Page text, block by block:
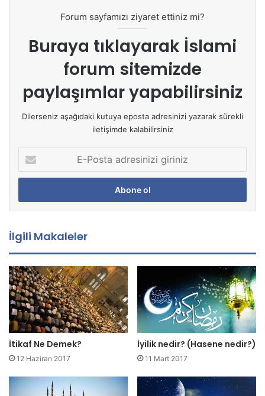
Forum sayfamızı ziyaret ettiniz mi?
Buraya tıklayarak İslami
forum sitemizde
paylaşımlar yapabilirsiniz
Dilerseniz aşağıdaki kutuya eposta adresinizi yazarak sürekli
iletişimde kalabilirsiniz
P
s
a
d
r
e
s
i
n
i
z
g
i
İlgili Makaleler
İtikaf Ne Demek?
12 Haziran 2017
İyilik nedir? (Hasene nedir?)
11 Mart 2017